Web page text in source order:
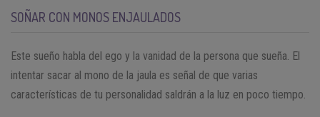
SOÑAR CON MONOS ENJAULADOS
Este sueño habla del ego y la vanidad de la persona que sueña. El
intentar sacar al mono de la jaula es señal de que varias
características de tu personalidad saldrán a la luz en poco tiempo.